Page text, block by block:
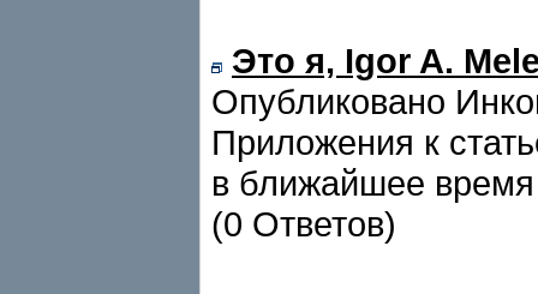
Это я, Igor A.
Опубликовано
Приложения к
в ближайшее время
(0 Ответов)